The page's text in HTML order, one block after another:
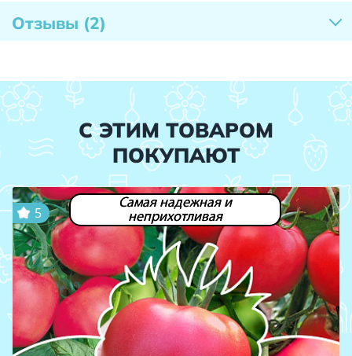
Отзывы (2)
С ЭТИМ ТОВАРОМ
ПОКУПАЮТ
Самая надежная и
неприхотливая
5